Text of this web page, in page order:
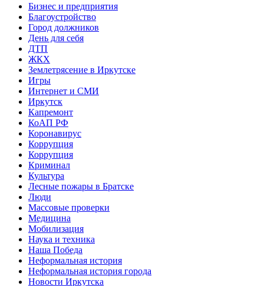
Бизнес и предприятия
Благоустройство
Город должников
День для себя
ДТП
ЖКХ
Землетрясение в Иркутске
Игры
Интернет и СМИ
Иркутск
Капремонт
КоАП РФ
Коронавирус
Коррупция
Коррупция
Криминал
Культура
Лесные пожары в Братске
Люди
Массовые проверки
Медицина
Мобилизация
Наука и техника
Наша Победа
Неформальная история
Неформальная история города
Новости Иркутска